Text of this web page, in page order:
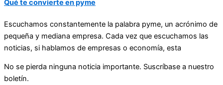
Qué te convierte en pyme
Escuchamos constantemente la palabra pyme, un acrónimo de
pequeña y mediana empresa. Cada vez que escuchamos las
noticias, si hablamos de empresas o economía, esta
No se pierda ninguna noticia importante. Suscríbase a nuestro
boletín.